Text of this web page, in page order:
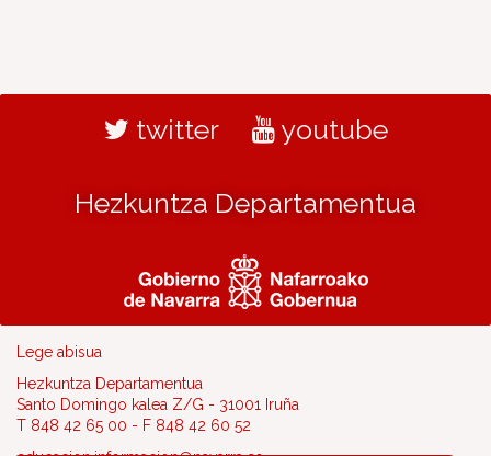
twitter youtube
Hezkuntza Departamentua
Lege abisua
Hezkuntza Departamentua
Santo Domingo kalea Z/G - 31001 Iruña
T 848 42 65 00 - F 848 42 60 52